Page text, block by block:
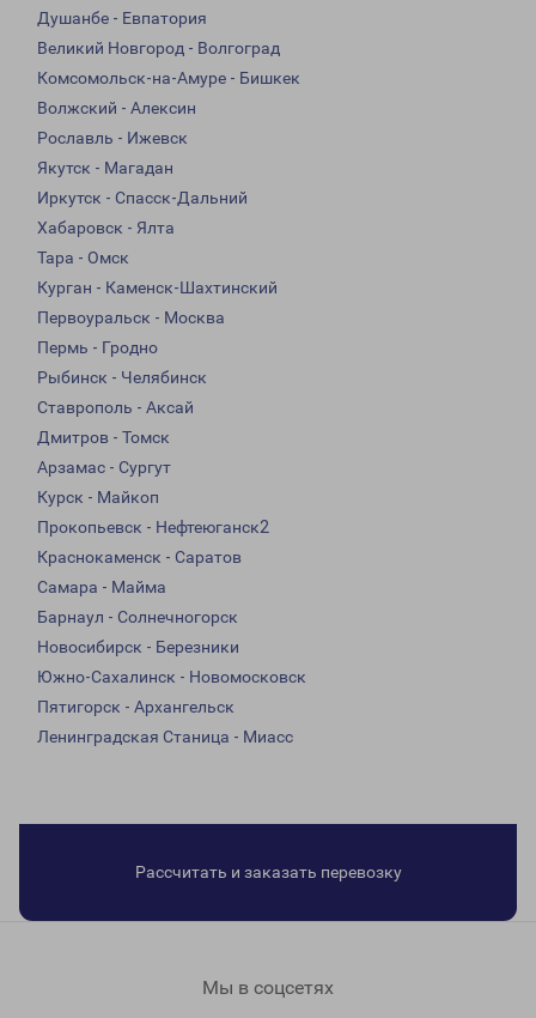
Душанбе - Евпатория
Великий Новгород - Волгоград
Комсомольск-на-Амуре - Бишкек
Волжский - Алексин
Рославль - Ижевск
Якутск - Магадан
Иркутск - Спасск-Дальний
Хабаровск - Ялта
Тара - Омск
Курган - Каменск-Шахтинский
Первоуральск - Москва
Пермь - Гродно
Рыбинск - Челябинск
Ставрополь - Аксай
Дмитров - Томск
Арзамас - Сургут
Курск - Майкоп
Прокопьевск - Нефтеюганск2
Краснокаменск - Саратов
Самара - Майма
Барнаул - Солнечногорск
Новосибирск - Березники
Южно-Сахалинск - Новомосковск
Пятигорск - Архангельск
Ленинградская Станица - Миасс
Рассчитать и заказать перевозку
Мы в соцсетях